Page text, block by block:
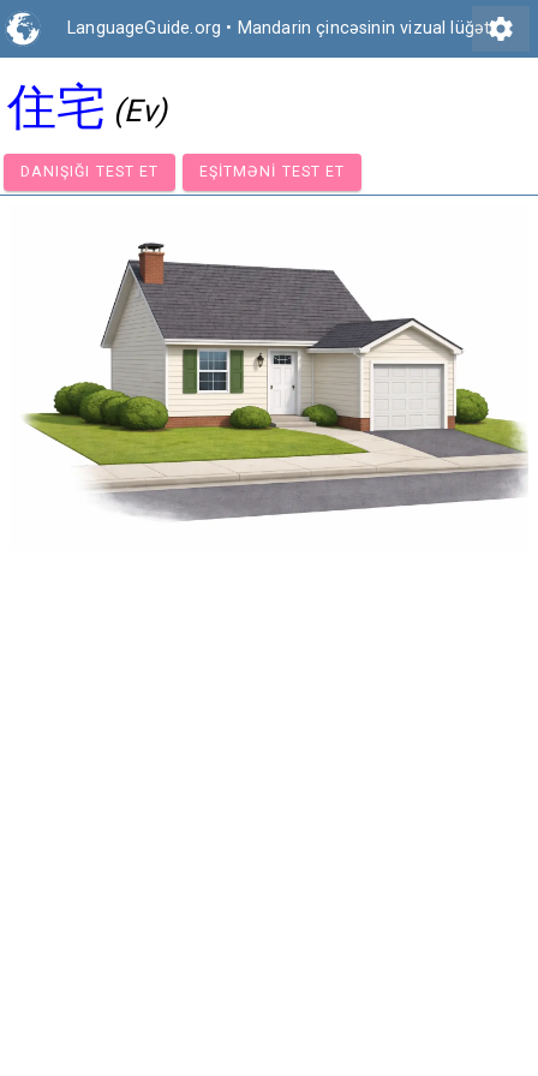
LanguageGuide.org • Mandarin çincəsinin vizual lüğətisettings
住宅 (Ev)
DANIŞIĞI TEST ET EŞITMƏNI TEST ET